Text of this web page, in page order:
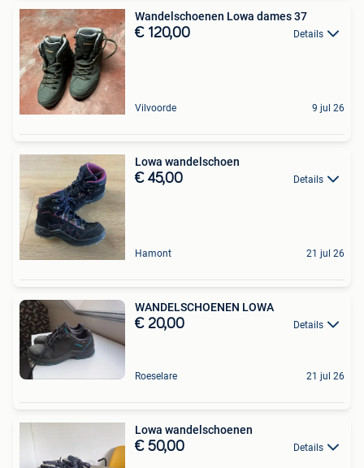
Wandelschoenen Lowa dames 37
€ 120,00 Details
Vilvoorde 9 jul 26
Lowa wandelschoen
€ 45,00 Details
Hamont 21 jul 26
WANDELSCHOENEN LOWA
€ 20,00 Details
Roeselare 21 jul 26
Lowa wandelschoenen
€ 50,00 Details